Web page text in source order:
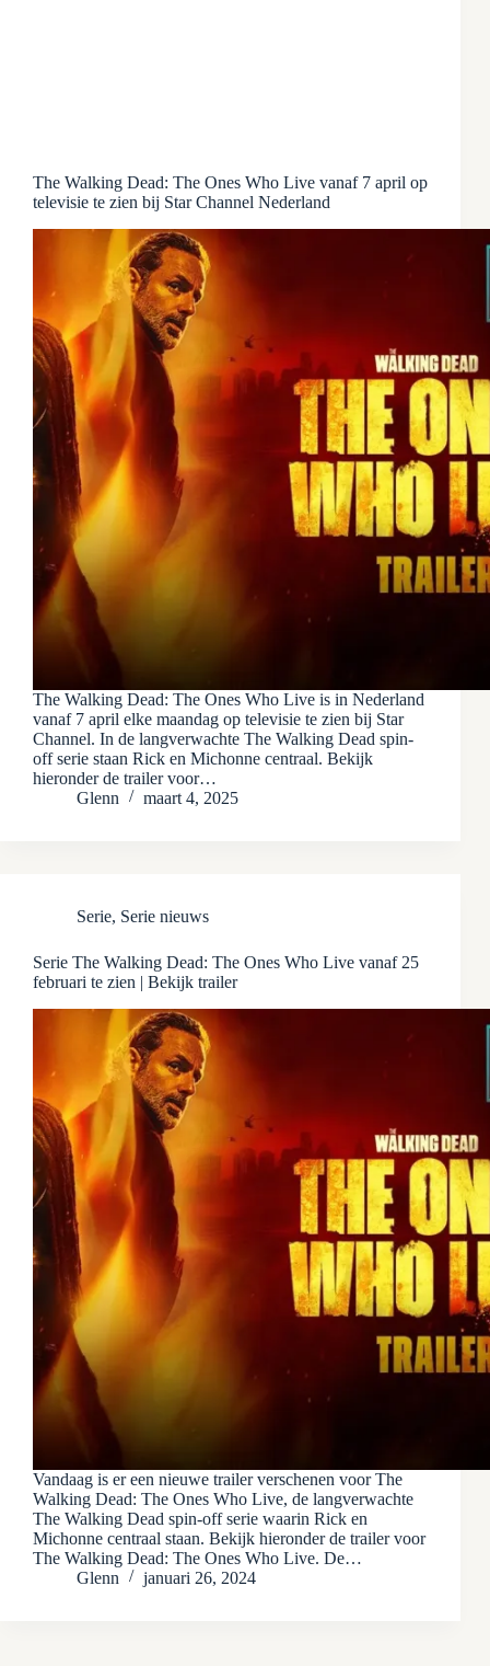
The Walking Dead: The Ones Who Live vanaf 7 april op
televisie te zien bij Star Channel Nederland
The Walking Dead: The Ones Who Live is in Nederland
vanaf 7 april elke maandag op televisie te zien bij Star
Channel. In de langverwachte The Walking Dead spin-
off serie staan Rick en Michonne centraal. Bekijk
hieronder de trailer voor…
Glenn
maart 4, 2025
Serie, Serie nieuws
Serie The Walking Dead: The Ones Who Live vanaf 25
februari te zien | Bekijk trailer
Vandaag is er een nieuwe trailer verschenen voor The
Walking Dead: The Ones Who Live, de langverwachte
The Walking Dead spin-off serie waarin Rick en
Michonne centraal staan. Bekijk hieronder de trailer voor
The Walking Dead: The Ones Who Live. De…
Glenn
januari 26, 2024